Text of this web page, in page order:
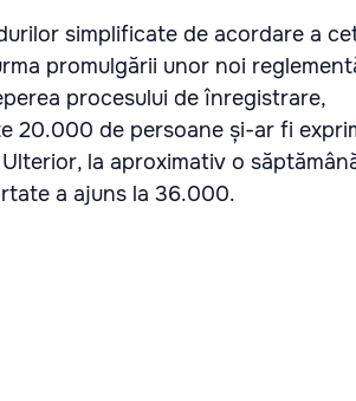
simplificate de acordare a
promulgării unor noi
procesului de înregistrare,
20.000 de persoane și-ar fi
la aproximativ o
a ajuns la 36.000.